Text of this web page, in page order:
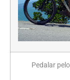
Pedalar